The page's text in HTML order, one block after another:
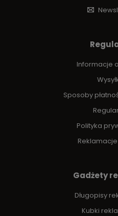
Informacje
Sposoby
Polityka
Gadżety
Długopisy
Kubki